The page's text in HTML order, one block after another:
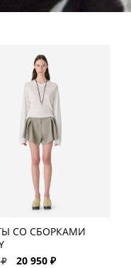
СО СБОРКАМИ
20 950 ₽